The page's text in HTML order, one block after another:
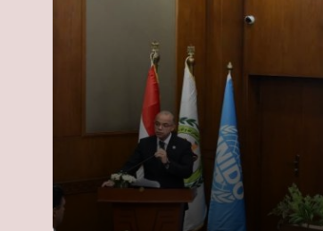
الأمين العام لجامعة الدول العربية يبحث مع
وزير التخطيط تعزيز التعاون في ملفات
التنمية المستدامة
بروتوكول بين مصر لتأمينات الحياة
والخارجية لإتاحة «معاش بكرة ديجيتال»
للمصريين بالخارج